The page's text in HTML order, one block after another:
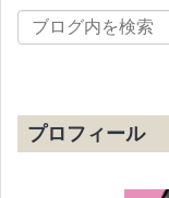
プロフィール